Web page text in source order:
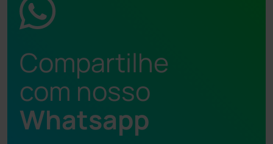
Compartilhe
com nosso
Whatsapp